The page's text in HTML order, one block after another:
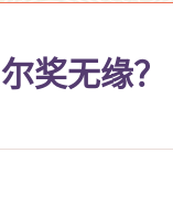
奖无缘？